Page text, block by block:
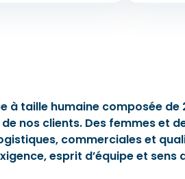
à taille humaine composée
nos clients. Des femmes et
commerciales et
esprit d’équipe et sens